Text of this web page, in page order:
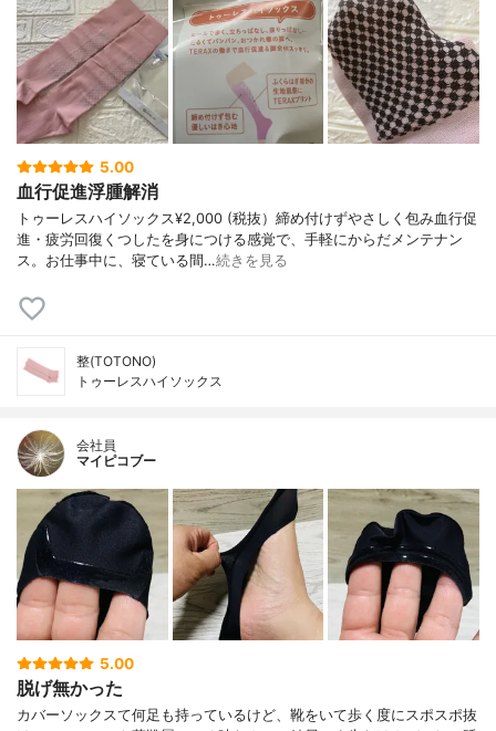
5.00
血行促進浮腫解消
トゥーレスハイソックス¥2,000 (税抜）締め付けずやさしく包み血行促
進・疲労回復くつしたを身につける感覚で、手軽にからだメンテナン
ス。お仕事中に、寝ている間…続きを見る
整(TOTONO)
トゥーレスハイソックス
会社員
マイピコブー
5.00
脱げ無かった
カバーソックスて何足も持っているけど、靴をいて歩く度にスポスポ抜